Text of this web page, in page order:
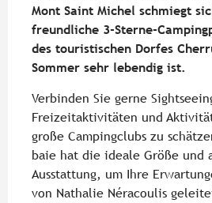
Mont Saint Michel schmiegt
freundliche 3-Sterne-
des touristischen Dorfes
Sommer sehr lebendig ist.
Verbinden Sie gerne
Freizeitaktivitäten und
große Campingclubs zu
baie hat die ideale Größe und
Ausstattung, um Ihre
von Nathalie Néracoulis